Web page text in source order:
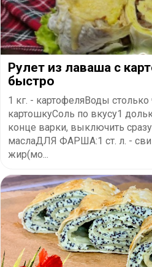
Рулет из лаваша с
быстро
1 кг. - картофеляВоды
картошкуСоль по вкусу1
конце варки, выключить
маслаДЛЯ ФАРША:1 ст. л. -
жир(мо...